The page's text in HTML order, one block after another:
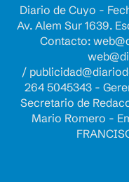
Diario de Cuyo -
Av. Alem Sur 1639.
Contacto:
/
264 5045343 -
Secretario de
Mario Romero -